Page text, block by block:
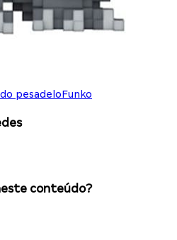
pesadeloFunko
conteúdo?